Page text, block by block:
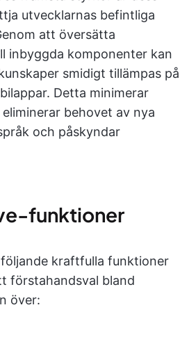
utvecklarnas befintliga
att översätta
inbyggda komponenter kan
smidigt tillämpas på
Detta minimerar
behovet av nya
och påskyndar
funktioner
kraftfulla funktioner
förstahandsval bland
över: